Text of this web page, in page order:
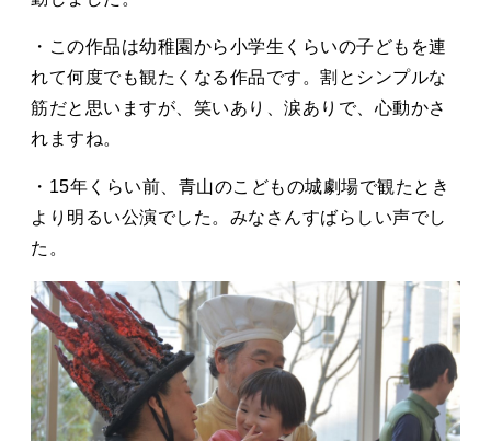
・この作品は幼稚園から小学生くらいの子どもを連
れて何度でも観たくなる作品です。割とシンプルな
筋だと思いますが、笑いあり、涙ありで、心動かさ
れますね。
・15年くらい前、青山のこどもの城劇場で観たとき
より明るい公演でした。みなさんすばらしい声でし
た。